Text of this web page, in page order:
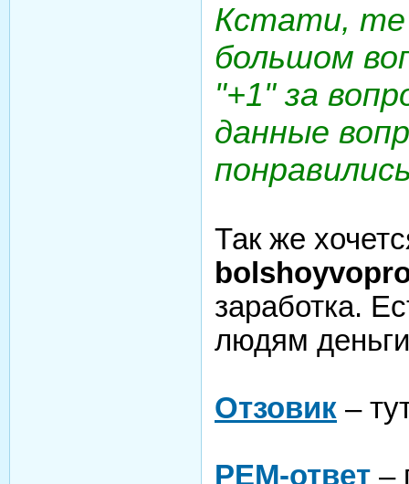
Кстати, те
большом
"+1" за
данные
Так же
заработка.
людям
Отзовик –
РЕМ-ответ –